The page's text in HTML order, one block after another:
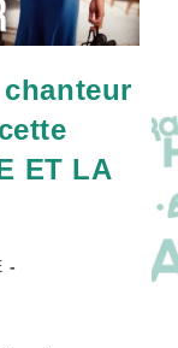
ET LA